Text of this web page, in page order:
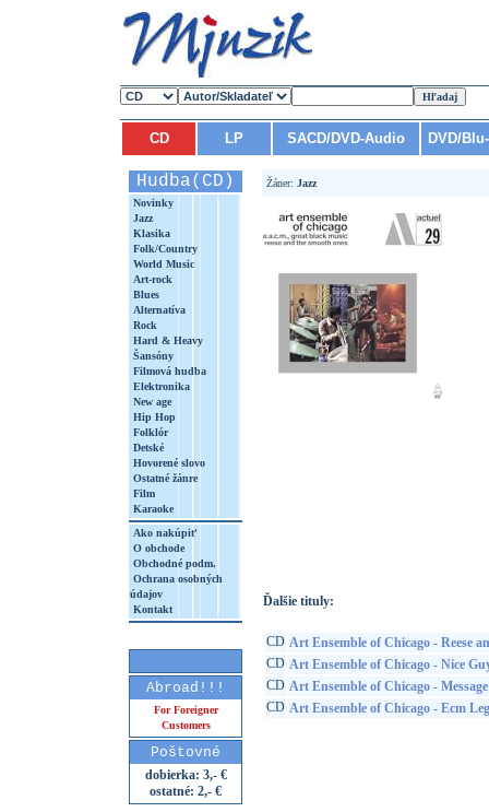
CD LP SACD/DVD-Audio DVD/
Hudba(CD)
Novinky
Jazz
Klasika
Folk/Country
World Music
Art-rock
Blues
Alternatíva
Rock
Hard & Heavy
Šansóny
Filmová hudba
Elektronika
New age
Hip Hop
Folklór
Detské
Hovorené slovo
Ostatné žánre
Film
Karaoke
Ako nakúpiť
O obchode
Obchodné podm.
Ochrana osobných
údajov
Kontakt
Abroad!!!
For Foreigner
Customers
Poštovné
dobierka: 3,- €
ostatné: 2,- €
Žáner: Jazz
Ďalšie tituly:
CD Art Ensemble of Chicago - Reese
CD Art Ensemble of Chicago - Nice
CD Art Ensemble of Chicago -
CD Art Ensemble of Chicago - Ecm